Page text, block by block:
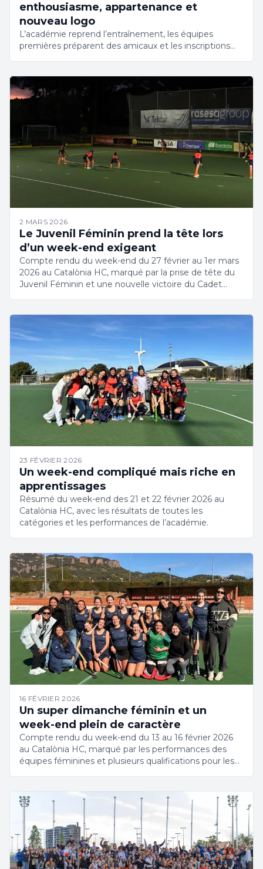
enthousiasme, appartenance et
nouveau logo
L’académie reprend l’entraînement, les équipes
premières préparent des amicaux et les inscriptions
2 MARS 2026
Le Juvenil Féminin prend la tête lors
d’un week-end exigeant
Compte rendu du week-end du 27 février au 1er mars
2026 au Catalònia HC, marqué par la prise de tête du
Juvenil Féminin et une nouvelle victoire du Cadet
23 FÉVRIER 2026
Un week-end compliqué mais riche en
apprentissages
Résumé du week-end des 21 et 22 février 2026 au
Catalònia HC, avec les résultats de toutes les
catégories et les performances de l’académie.
16 FÉVRIER 2026
Un super dimanche féminin et un
week-end plein de caractère
Compte rendu du week-end du 13 au 16 février 2026
au Catalònia HC, marqué par les performances des
équipes féminines et plusieurs qualifications pour les